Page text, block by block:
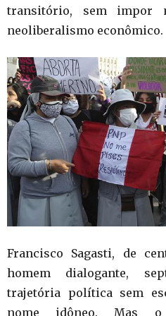
transitório, sem impor
neoliberalismo econômico.
Francisco Sagasti, de
homem dialogante,
trajetória política sem
nome idôneo. Mas